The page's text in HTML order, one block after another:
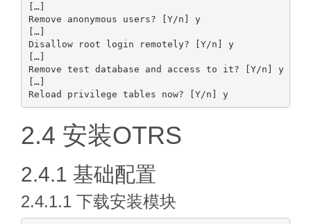
[…]
Remove anonymous users? [Y/n] y
[…]
Disallow root login remotely? [Y/n] y
[…]
Remove test database and access to it? [Y/n] y
[…]
Reload privilege tables now? [Y/n] y
2.4 安装OTRS
2.4.1 基础配置
2.4.1.1 下载安装模块